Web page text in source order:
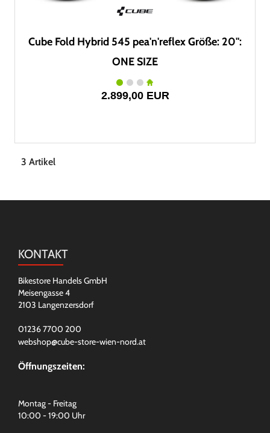
Cube Fold Hybrid 545 pea'n'reflex Größe: 20":
ONE SIZE
2.899,00 EUR
3 Artikel
KONTAKT
Bikestore Handels GmbH
Meisengasse 4
2103 Langenzersdorf
01236 7700 200
webshop@cube-store-wien-nord.at
Öffnungszeiten:
Montag - Freitag
10:00 - 19:00 Uhr